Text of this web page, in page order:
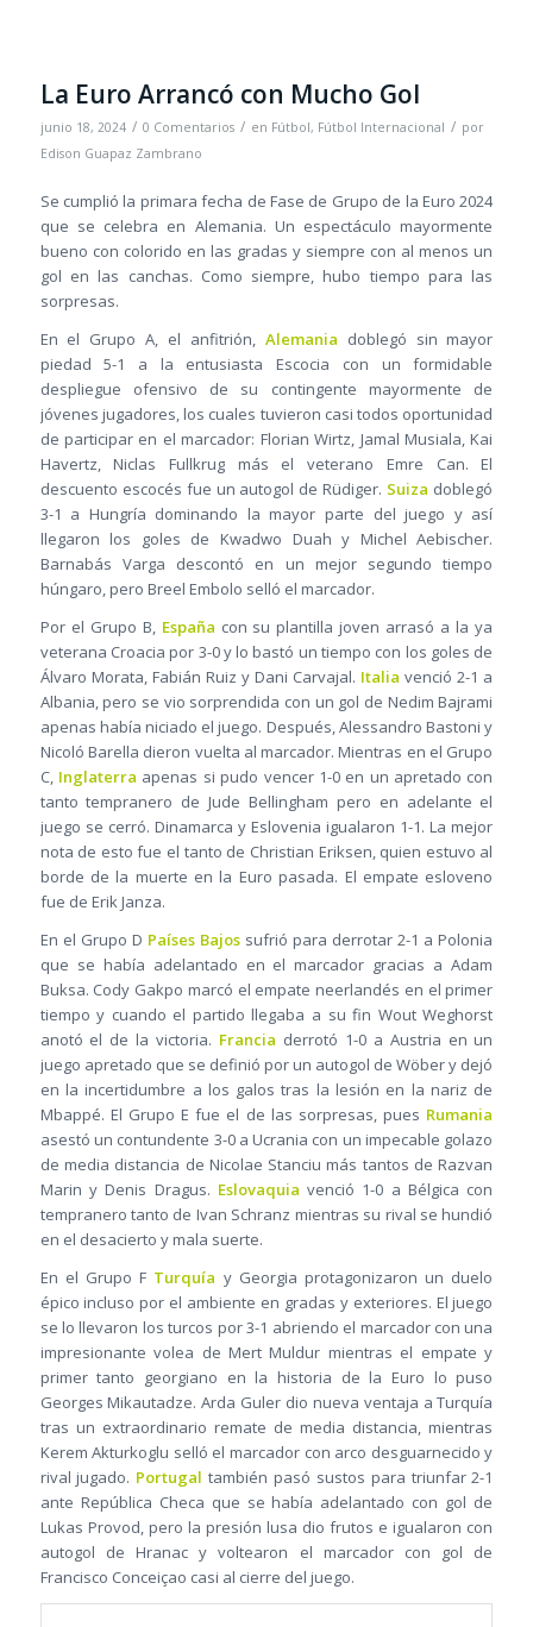
La Euro Arrancó con Mucho Gol
junio 18, 2024 / 0 Comentarios / en Fútbol, Fútbol Internacional / por
Edison Guapaz Zambrano
Se cumplió la primara fecha de Fase de Grupo de la Euro 2024
que se celebra en Alemania. Un espectáculo mayormente
bueno con colorido en las gradas y siempre con al menos un
gol en las canchas. Como siempre, hubo tiempo para las
sorpresas.
En el Grupo A, el anfitrión,Alemania doblegó sin mayor
piedad 5-1 a la entusiasta Escocia con un formidable
despliegue ofensivo de su contingente mayormente de
jóvenes jugadores, los cuales tuvieron casi todos oportunidad
de participar en el marcador: Florian Wirtz, Jamal Musiala, Kai
Havertz, Niclas Fullkrug más el veterano Emre Can. El
descuento escocés fue un autogol de Rüdiger. Suiza doblegó
3-1 a Hungría dominando la mayor parte del juego y así
llegaron los goles de Kwadwo Duah y Michel Aebischer.
Barnabás Varga descontó en un mejor segundo tiempo
húngaro, pero Breel Embolo selló el marcador.
Por el Grupo B, España con su plantilla joven arrasó a la ya
veterana Croacia por 3-0 y lo bastó un tiempo con los goles de
Álvaro Morata, Fabián Ruiz y Dani Carvajal. Italia venció 2-1 a
Albania, pero se vio sorprendida con un gol de Nedim Bajrami
apenas había niciado el juego. Después, Alessandro Bastoni y
Nicoló Barella dieron vuelta al marcador. Mientras en el Grupo
C, Inglaterra apenas si pudo vencer 1-0 en un apretado con
tanto tempranero de Jude Bellingham pero en adelante el
juego se cerró. Dinamarca y Eslovenia igualaron 1-1. La mejor
nota de esto fue el tanto de Christian Eriksen, quien estuvo al
borde de la muerte en la Euro pasada. El empate esloveno
fue de Erik Janza.
En el Grupo D Países Bajossufrió para derrotar 2-1 a Polonia
que se había adelantado en el marcador gracias a Adam
Buksa. Cody Gakpo marcó el empate neerlandés en el primer
tiempo y cuando el partido llegaba a su fin Wout Weghorst
anotó el de la victoria. Francia derrotó 1-0 a Austria en un
juego apretado que se definió por un autogol de Wöber y dejó
en la incertidumbre a los galos tras la lesión en la nariz de
Mbappé. El Grupo E fue el de las sorpresas, pues Rumania
asestó un contundente 3-0 a Ucrania con un impecable golazo
de media distancia de Nicolae Stanciu más tantos de Razvan
Marin y Denis Dragus. Eslovaquia venció 1-0 a Bélgica con
tempranero tanto de Ivan Schranz mientras su rival se hundió
en el desacierto y mala suerte.
En el Grupo F Turquía y Georgia protagonizaron un duelo
épico incluso por el ambiente en gradas y exteriores. El juego
se lo llevaron los turcos por 3-1 abriendo el marcador con una
impresionante volea de Mert Muldur mientras el empate y
primer tanto georgiano en la historia de la Euro lo puso
Georges Mikautadze. Arda Guler dio nueva ventaja a Turquía
tras un extraordinario remate de media distancia, mientras
Kerem Akturkoglu selló el marcador con arco desguarnecido y
rival jugado. Portugal también pasó sustos para triunfar 2-1
ante República Checa que se había adelantado con gol de
Lukas Provod, pero la presión lusa dio frutos e igualaron con
autogol de Hranac y voltearon el marcador con gol de
Francisco Conceiçao casi al cierre del juego.